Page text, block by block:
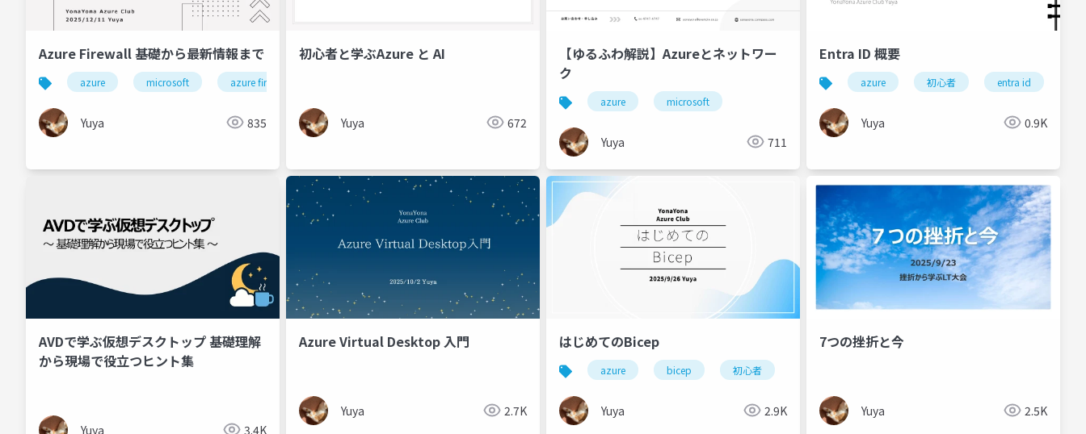
Azure Firewall 基礎から最新情報まで
azure microsoft azure firewall
Yuya 835
初心者と学ぶAzure と AI
Yuya 672
【ゆるふわ解説】Azureとネットワー
ク
azure microsoft
Yuya 711
Entra ID 概要
azure 初心者 entra id
Yuya 0.9K
AVDで学ぶ仮想デスクトップ 基礎理解
から現場で役立つヒント集
Yuya 3.4K
Azure Virtual Desktop 入門
Yuya 2.7K
はじめてのBicep
azure bicep 初心者
Yuya 2.9K
7つの挫折と今
Yuya 2.5K